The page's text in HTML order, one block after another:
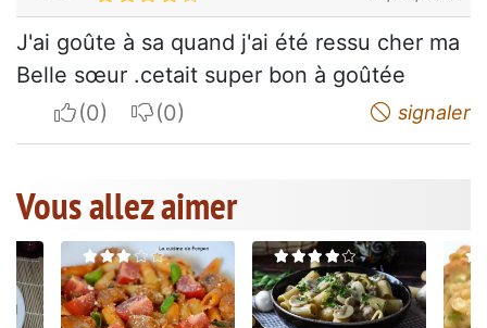
J'ai goûte à sa quand j'ai été ressu cher ma
Belle sœur .cetait super bon à goûtée
I apreciateI do not appreciate signaler
Vous allez aimer